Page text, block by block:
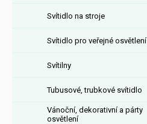
Svítidlo na stroje
Svítidlo pro veřejné osvětlení
Svítilny
Tubusové, trubkové svítidlo
Vánoční, dekorativní a párty
osvětlení